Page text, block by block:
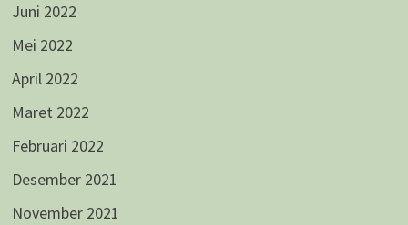
Juni 2022
Mei 2022
April 2022
Maret 2022
Februari 2022
Desember 2021
November 2021